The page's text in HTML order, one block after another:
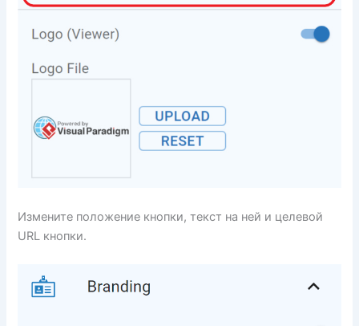
Измените положение кнопки, текст на ней и целевой
URL кнопки.